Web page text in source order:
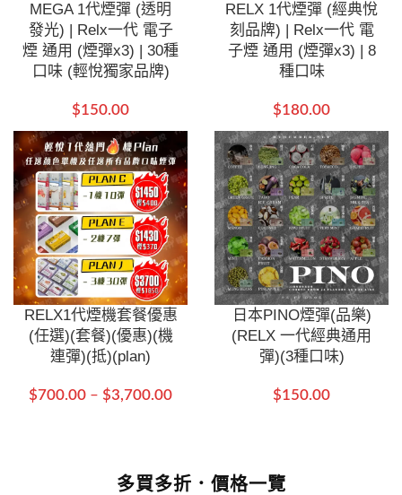
MEGA 1代煙彈 (透明
發光) | Relx一代 電子
煙 通用 (煙彈x3) | 30種
口味 (輕悅獨家品牌)
$150.00
RELX 1代煙彈 (經典悅
刻品牌) | Relx一代 電
子煙 通用 (煙彈x3) | 8
種口味
$180.00
RELX1代煙機套餐優惠
(任選)(套餐)(優惠)(機
連彈)(抵)(plan)
$700.00 – $3,700.00
日本PINO煙彈(品樂)
(RELX 一代經典通用
彈)(3種口味)
$150.00
多買多折．價格一覽